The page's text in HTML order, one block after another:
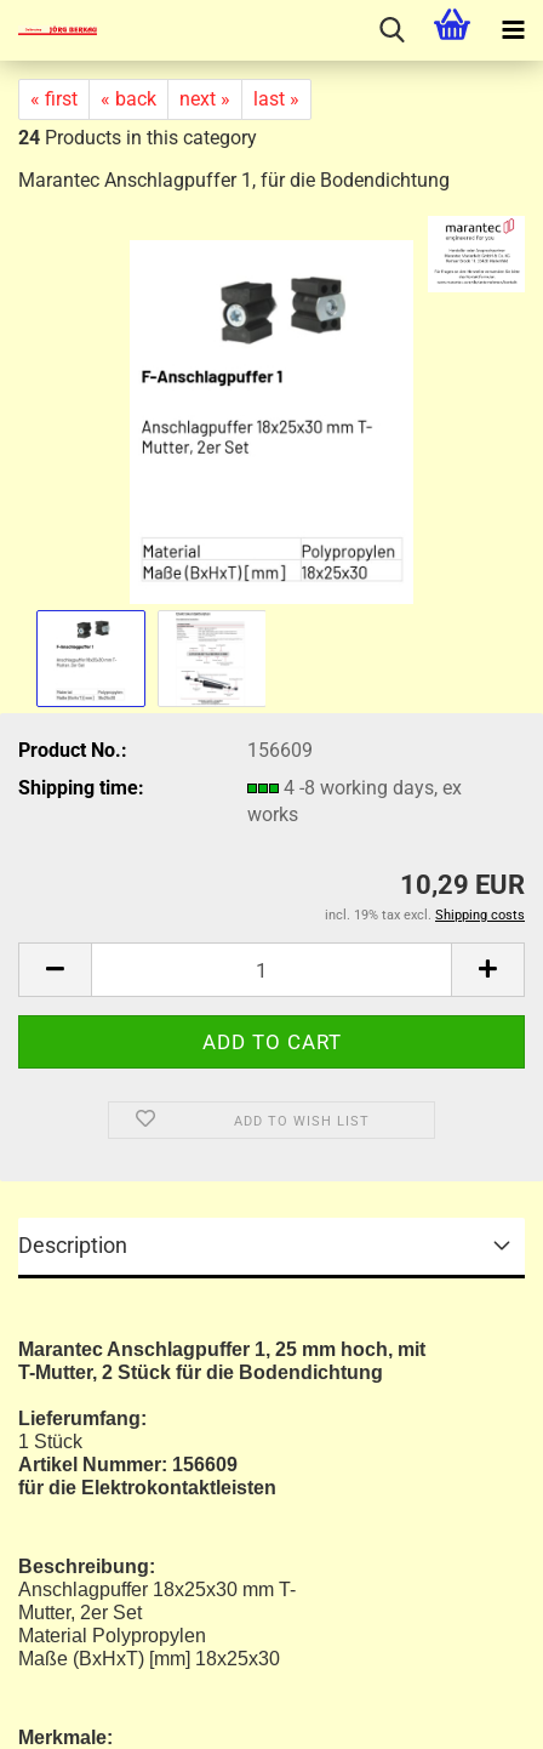
« first « back next »
last »
24 Products in this category
Marantec Anschlagpuffer 1, für die Bodendichtung
Product No.:
156609
Shipping time:
4 -8 working days, ex
works
10,29 EUR
incl. 19% tax excl. Shipping costs
ADD TO WISH LIST
Description
Marantec Anschlagpuffer 1, 25 mm hoch, mit
T-Mutter, 2 Stück für die Bodendichtung
Lieferumfang:
1 Stück
Artikel Nummer: 156609
für die Elektrokontaktleisten
Beschreibung:
Anschlagpuffer 18x25x30 mm T-
Mutter, 2er Set
Material Polypropylen
Maße (BxHxT) [mm] 18x25x30
Merkmale: